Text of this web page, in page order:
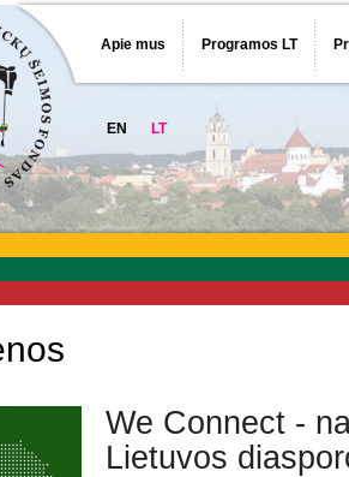
EN LT
Apie mus Programos LT
We Connect -
Lietuvos